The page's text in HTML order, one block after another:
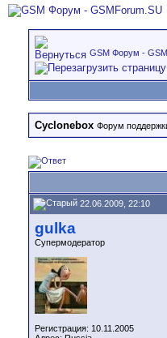
GSM Форум -
Cyclonebox Форум
22.06.2009, 22:10
gulka
Супермодератор
Регистрация: 10.11.2005